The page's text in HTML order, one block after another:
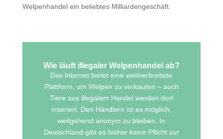
Welpenhandel ein beliebtes Milliardengeschäft.
Wie läuft illegaler Welpenhandel ab?
Das Internet bietet eine weitverbreitete
Plattform, um Welpen zu verkaufen – auch
Tiere aus illegalem Handel werden dort
inseriert. Den Händlern ist es möglich,
weitgehend anonym zu bleiben. In
Deutschland gibt es bisher keine Pflicht zur